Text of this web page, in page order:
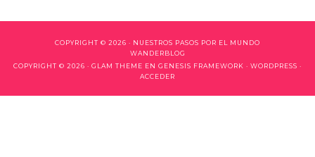
COPYRIGHT © 2026 · NUESTROS PASOS POR EL MUNDO
WANDERBLOG
COPYRIGHT © 2026 · GLAM THEME EN GENESIS FRAMEWORK · WORDPRESS ·
ACCEDER